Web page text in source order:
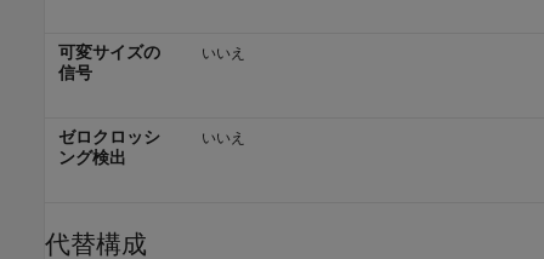
可変サイズの
信号
いいえ
ゼロクロッシ
ング検出
いいえ
代替構成